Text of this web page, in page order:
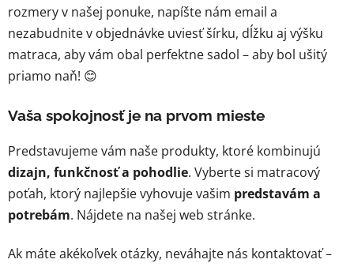
rozmery v našej ponuke, napíšte nám email a
nezabudnite v objednávke uviesť šírku, dĺžku aj výšku
matraca, aby vám obal perfektne sadol – aby bol ušitý
priamo naň! 😊
Vaša spokojnosť je na prvom mieste
Predstavujeme vám naše produkty, ktoré kombinujú
dizajn, funkčnosť a pohodlie. Vyberte si matracový
poťah, ktorý najlepšie vyhovuje vašim predstavám a
potrebám. Nájdete na našej web stránke.
Ak máte akékoľvek otázky, neváhajte nás kontaktovať –